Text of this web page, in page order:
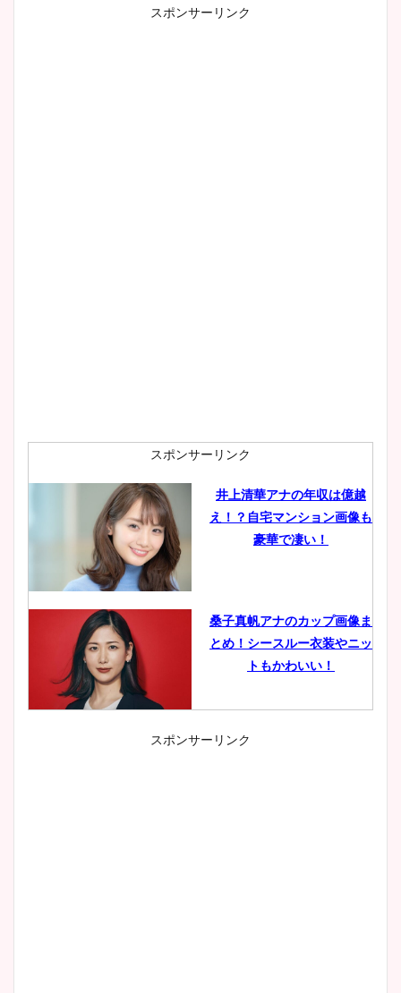
スポンサーリンク
スポンサーリンク
井上清華アナの年収は億越
え！？自宅マンション画像も
豪華で凄い！
桑子真帆アナのカップ画像ま
とめ！シースルー衣装やニッ
トもかわいい！
小室瑛莉子のカップ画像まと
スポンサーリンク